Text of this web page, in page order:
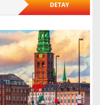
DETAY